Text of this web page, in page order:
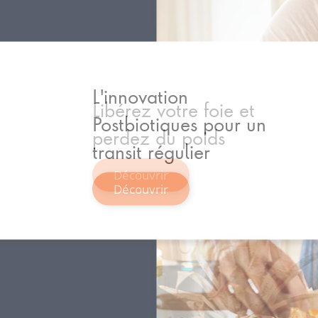
L'innovation
Postbiotiques pour un
transit régulier
Découvrir